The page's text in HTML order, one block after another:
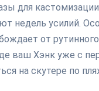
для
недель усилий.
от
ваш Хэнк уже с
на скутере по